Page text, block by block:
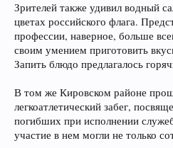
Зрителей также удивил водный
цветах российского флага.
профессии, наверное, больше
своим умением приготовить
Запить блюдо предлагалось
В том же Кировском районе
легкоатлетический забег,
погибших при исполнении
участие в нем могли не только